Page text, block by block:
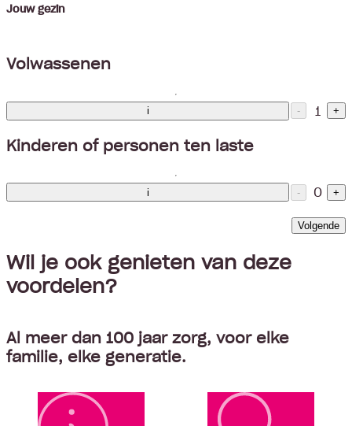
Jouw gezin
Volwassenen
i - 1 +
Kinderen of personen ten laste
i - 0 +
Volgende
Wil je ook genieten van deze
voordelen?
Al meer dan 100 jaar zorg, voor elke
familie, elke generatie.